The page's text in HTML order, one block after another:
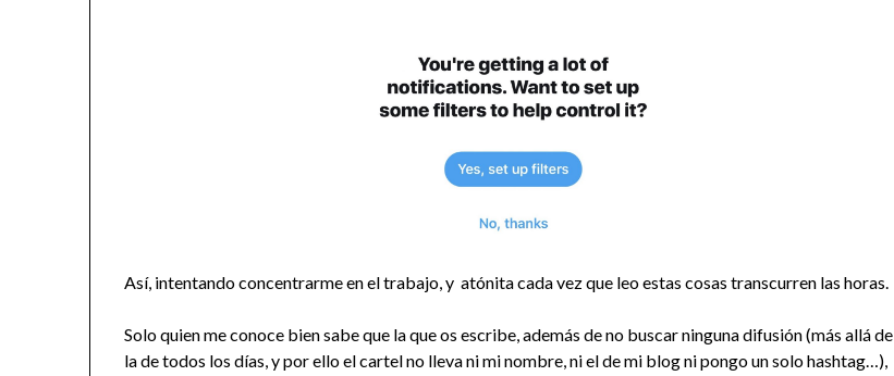
Así, intentando concentrarme en el trabajo, y atónita cada vez que leo estas cosas transcurren las horas.
Solo quien me conoce bien sabe que la que os escribe, además de no buscar ninguna difusión (más allá de
la de todos los días, y por ello el cartel no lleva ni mi nombre, ni el de mi blog ni pongo un solo hashtag…),